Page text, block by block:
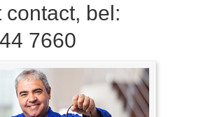
contact, bel:
7660